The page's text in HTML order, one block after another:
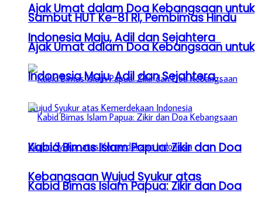
Ajak Umat dalam Doa Kebangsaan untuk
Indonesia Maju, Adil dan Sejahtera
Kabid Bimas Islam Papua: Zikir dan Doa
Kebangsaan Wujud Syukur atas
Sambut HUT Ke-81 RI, Pembimas Hindu
Ajak Umat dalam Doa Kebangsaan untuk
Indonesia Maju, Adil dan Sejahtera
Kabid Bimas Islam Papua: Zikir dan Doa